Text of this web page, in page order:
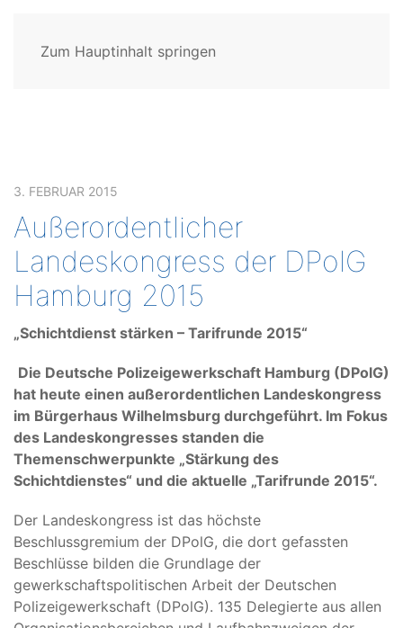
Zum Hauptinhalt springen
3. FEBRUAR 2015
Außerordentlicher
Landeskongress der DPolG
Hamburg 2015
„Schichtdienst stärken – Tarifrunde 2015“
Die Deutsche Polizeigewerkschaft Hamburg (DPolG)
hat heute einen außerordentlichen Landeskongress
im Bürgerhaus Wilhelmsburg durchgeführt. Im Fokus
des Landeskongresses standen die
Themenschwerpunkte „Stärkung des
Schichtdienstes“ und die aktuelle „Tarifrunde 2015“.
Der Landeskongress ist das höchste
Beschlussgremium der DPolG, die dort gefassten
Beschlüsse bilden die Grundlage der
gewerkschaftspolitischen Arbeit der Deutschen
Polizeigewerkschaft (DPolG). 135 Delegierte aus allen